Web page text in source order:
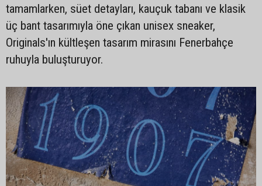
tamamlarken, süet detayları, kauçuk tabanı ve klasik
üç bant tasarımıyla öne çıkan unisex sneaker,
Originals'ın kültleşen tasarım mirasını Fenerbahçe
ruhuyla buluşturuyor.